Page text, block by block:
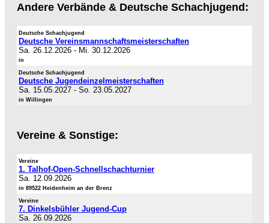
Andere Verbände & Deutsche Schachjugend:
Deutsche Schachjugend
Deutsche Vereinsmannschaftsmeisterschaften
Sa. 26.12.2026 - Mi. 30.12.2026
in
Deutsche Schachjugend
Deutsche Jugendeinzelmeisterschaften
Sa. 15.05.2027 - So. 23.05.2027
in Willingen
Vereine & Sonstige:
Vereine
1. Talhof-Open-Schnellschachturnier
Sa. 12.09.2026
in 89522 Heidenheim an der Brenz
Vereine
7. Dinkelsbühler Jugend-Cup
Sa. 26.09.2026